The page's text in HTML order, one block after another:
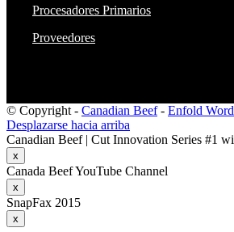
Procesadores Primarios
Proveedores
© Copyright - Canadian Beef- Enfold
Desplazarse hacia arriba
Canadian Beef | Cut Innovation Series #1
x
Canada Beef YouTube Channel
x
SnapFax 2015
x